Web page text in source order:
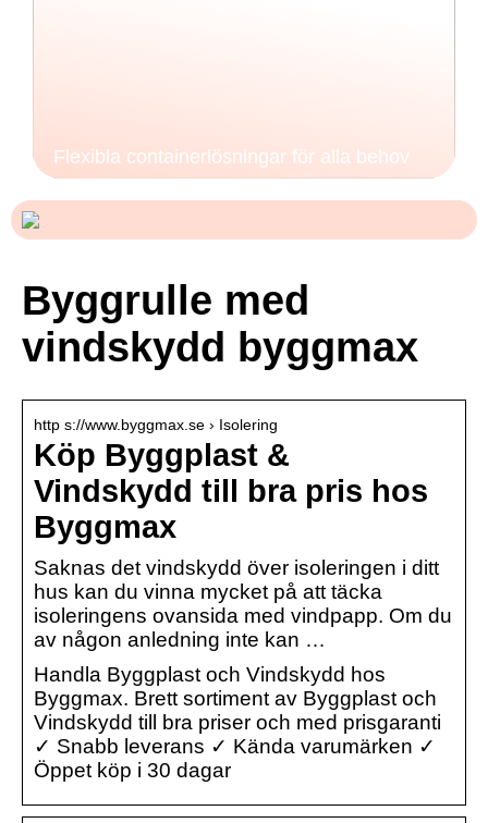
Flexibla containerlösningar för alla behov
Byggrulle med
vindskydd byggmax
http s://www.byggmax.se › Isolering
Köp Byggplast &
Vindskydd till bra pris hos
Byggmax
Saknas det vindskydd över isoleringen i ditt
hus kan du vinna mycket på att täcka
isoleringens ovansida med vindpapp. Om du
av någon anledning inte kan …
Handla Byggplast och Vindskydd hos
Byggmax. Brett sortiment av Byggplast och
Vindskydd till bra priser och med prisgaranti
✓ Snabb leverans ✓ Kända varumärken ✓
Öppet köp i 30 dagar